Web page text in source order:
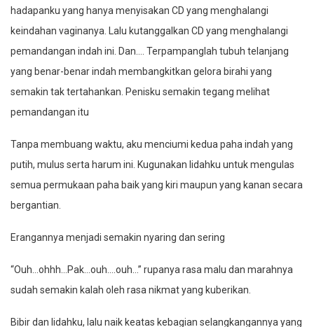
hadapanku yang hanya menyisakan CD yang menghalangi
keindahan vaginanya. Lalu kutanggalkan CD yang menghalangi
pemandangan indah ini. Dan…. Terpampanglah tubuh telanjang
yang benar-benar indah membangkitkan gelora birahi yang
semakin tak tertahankan. Penisku semakin tegang melihat
pemandangan itu
Tanpa membuang waktu, aku menciumi kedua paha indah yang
putih, mulus serta harum ini. Kugunakan lidahku untuk mengulas
semua permukaan paha baik yang kiri maupun yang kanan secara
bergantian.
Erangannya menjadi semakin nyaring dan sering
“Ouh…ohhh…Pak…ouh….ouh…” rupanya rasa malu dan marahnya
sudah semakin kalah oleh rasa nikmat yang kuberikan.
Bibir dan lidahku, lalu naik keatas kebagian selangkangannya yang